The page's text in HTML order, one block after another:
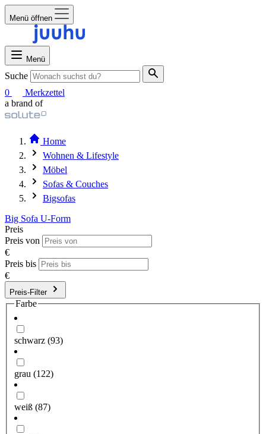
Menü öffnen
Menü
Suche
0
Merkzettel
a brand of
Home
Wohnen & Lifestyle
Möbel
Sofas & Couches
Bigsofas
Big Sofa U-Form
Preis
Preis von
€
Preis bis
€
Preis-Filter
Farbe
schwarz (93)
grau (122)
weiß (87)